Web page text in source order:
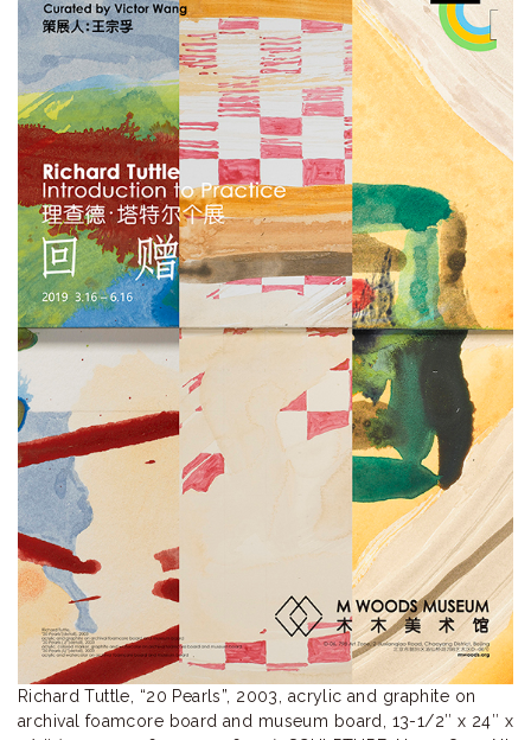
美
夫
ギ
ャ
ラ
リ
ー
Richard Tuttle, “20 Pearls”, 2003, acrylic and graphite on
archival foamcore board and museum board, 13-1/2″ x 24″ x